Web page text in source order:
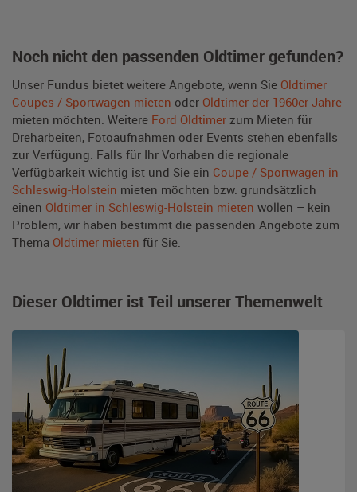
Noch nicht den passenden Oldtimer gefunden?
Unser Fundus bietet weitere Angebote, wenn Sie Oldtimer
Coupes / Sportwagen mieten oder Oldtimer der 1960er Jahre
mieten möchten. Weitere Ford Oldtimer zum Mieten für
Dreharbeiten, Fotoaufnahmen oder Events stehen ebenfalls
zur Verfügung. Falls für Ihr Vorhaben die regionale
Verfügbarkeit wichtig ist und Sie ein Coupe / Sportwagen in
Schleswig-Holstein mieten möchten bzw. grundsätzlich
einen Oldtimer in Schleswig-Holstein mieten wollen – kein
Problem, wir haben bestimmt die passenden Angebote zum
Thema Oldtimer mieten für Sie.
Dieser Oldtimer ist Teil unserer Themenwelt